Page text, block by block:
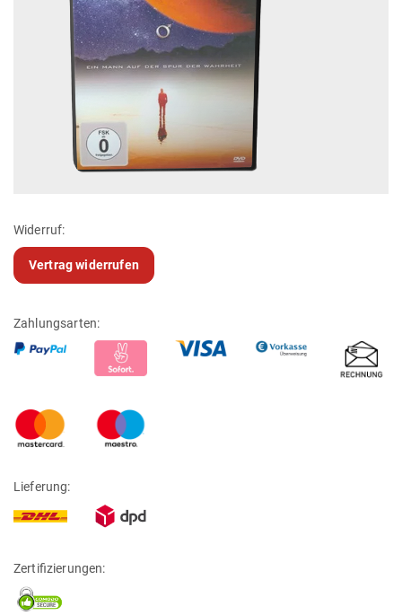
Widerruf:
Vertrag widerrufen
Zahlungsarten:
Lieferung:
Zertifizierungen: